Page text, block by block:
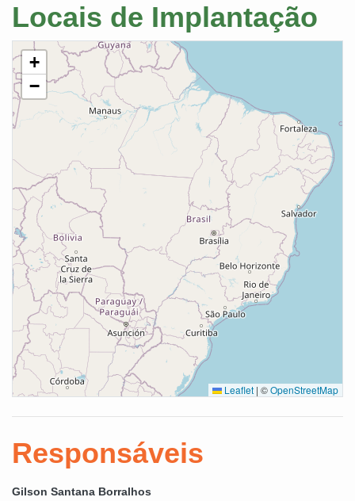
Locais de Implantação
+
−
Leaflet | ©OpenStreetMap
Responsáveis
Gilson Santana Borralhos